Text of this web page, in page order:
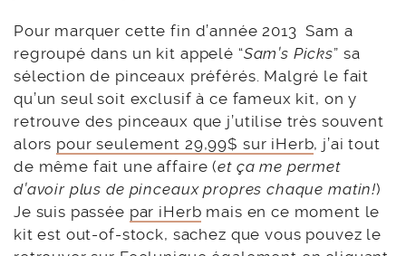
Pour marquer cette fin d’année 2013 Sam a
regroupé dans un kit appelé “Sam’s Picks” sa
sélection de pinceaux préférés. Malgré le fait
qu’un seul soit exclusif à ce fameux kit, on y
retrouve des pinceaux que j’utilise très souvent
alors pour seulement 29,99$ sur iHerb, j’ai tout
de même fait une affaire (et ça me permet
d’avoir plus de pinceaux propres chaque matin!)
Je suis passée par iHerb mais en ce moment le
kit est out-of-stock, sachez que vous pouvez le